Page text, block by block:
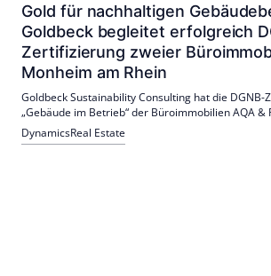
Gold für nachhaltigen
Goldbeck begleitet erfolgreich
Zertifizierung zweier
Monheim am Rhein
Goldbeck Sustainability Consulting hat die
„Gebäude im Betrieb“ der Büroimmobilien AQA &
Rheinparkcarree begleitet. Die DGNB zeichnete
aus; die Zertifikate gelten drei Jahre. Auftraggeber
DynamicsReal Estate